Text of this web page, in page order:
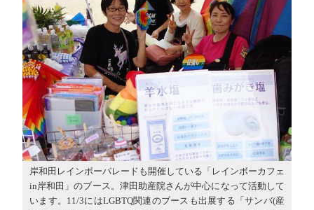
岸和田レインボーパレードも開催している「レインボーカフェ
in岸和田」のブース。津田助産院さんが中心になって活動して
います。11/3にはLGBTQ関連のブースも出展する「サンバ(産